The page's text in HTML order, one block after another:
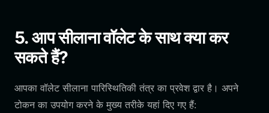
5. आप सीलाना वॉलेट के साथ क्या कर
सकते हैं?
आपका वॉलेट सीलाना पारिस्थितिकी तंत्र का प्रवेश द्वार है। अपने
टोकन का उपयोग करने के मुख्य तरीके यहां दिए गए हैं: